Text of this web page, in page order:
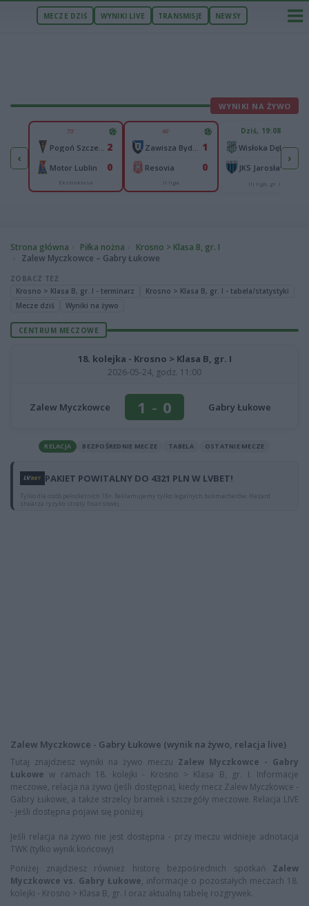
MECZE DZIŚ WYNIKI LIVE TRANSMISJE NEWSY
WYNIKI NA ŻYWO
‹
4
3
73'
2
Motor Lublin 0
Ekstraklasa
46'
1
Resovia 0
II liga
Dziś, 19:08
Wisłoka Dębica
JKS Jarosław
III liga, gr. IV
›
Strona główna Piłka nożna
Krosno > Klasa B, gr. I
Zalew Myczkowce – Gabry Łukowe
ZOBACZ TEŻ
Krosno > Klasa B, gr. I - terminarz
Krosno > Klasa B, gr. I - tabela/statystyki
Mecze dziś
Wyniki na żywo
CENTRUM MECZOWE
18. kolejka - Krosno > Klasa B, gr. I
2026-05-24, godz. 11:00
Zalew Myczkowce 1 - 0 Gabry Łukowe
RELACJA BEZPOŚREDNIE MECZE TABELA OSTATNIE MECZE
PAKIET POWITALNY DO 4321 PLN W LVBET!
Tylko dla osób pełnoletnich 18+. Reklamujemy tylko legalnych bukmacherów. Hazard
stwarza ryzyko straty finansowej.
Zalew Myczkowce - Gabry Łukowe (wynik na żywo, relacja live)
Tutaj znajdziesz wyniki na żywo meczu Zalew Myczkowce - Gabry
Łukowe w ramach 18. kolejki - Krosno > Klasa B, gr. I. Informacje
meczowe, relacja na żywo (jeśli dostępna), kiedy mecz Zalew Myczkowce -
Gabry Łukowe, a także strzelcy bramek i szczegóły meczowe. Relacja LIVE
- jeśli dostępna pojawi się poniżej.
Jeśli relacja na żywo nie jest dostępna - przy meczu widnieje adnotacja
TWK (tylko wynik końcowy)
Poniżej znajdziesz również historę bezpośrednich spotkań Zalew
Myczkowce vs. Gabry Łukowe, informacje o pozostałych meczach 18.
kolejki - Krosno > Klasa B, gr. I oraz aktualną tabelę rozgrywek.